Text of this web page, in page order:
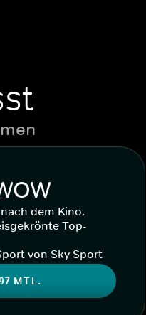
dem Kino.
Top-
von Sky Sport
MTL.